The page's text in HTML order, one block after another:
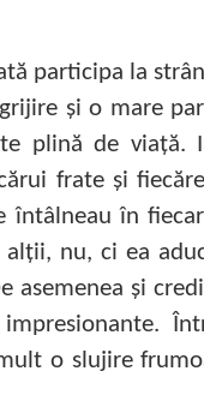
participa la
şi o mare
plină de viaţă.
frate şi
în
nu, ci ea
şi
o slujire